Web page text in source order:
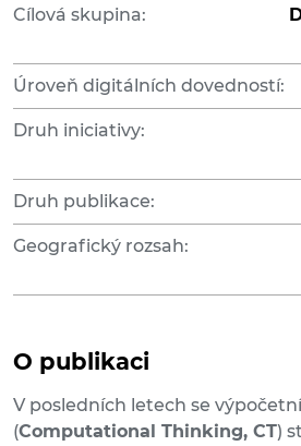
Cílová skupina:
Úroveň digitálních dovedností:
Druh iniciativy:
Druh publikace:
Geografický rozsah:
O publikaci
V posledních letech se
(Computational Thinking, CT)